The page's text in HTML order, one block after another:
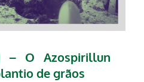
– O Azospirillun
de grãos